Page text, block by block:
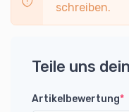
schreiben.
Teile uns
Artikelbewertung*